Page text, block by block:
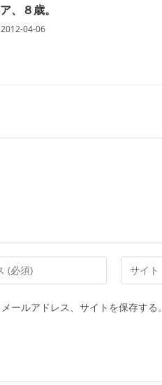
、８歳。
2012-04-06
ールアドレス、サイトを保存する。